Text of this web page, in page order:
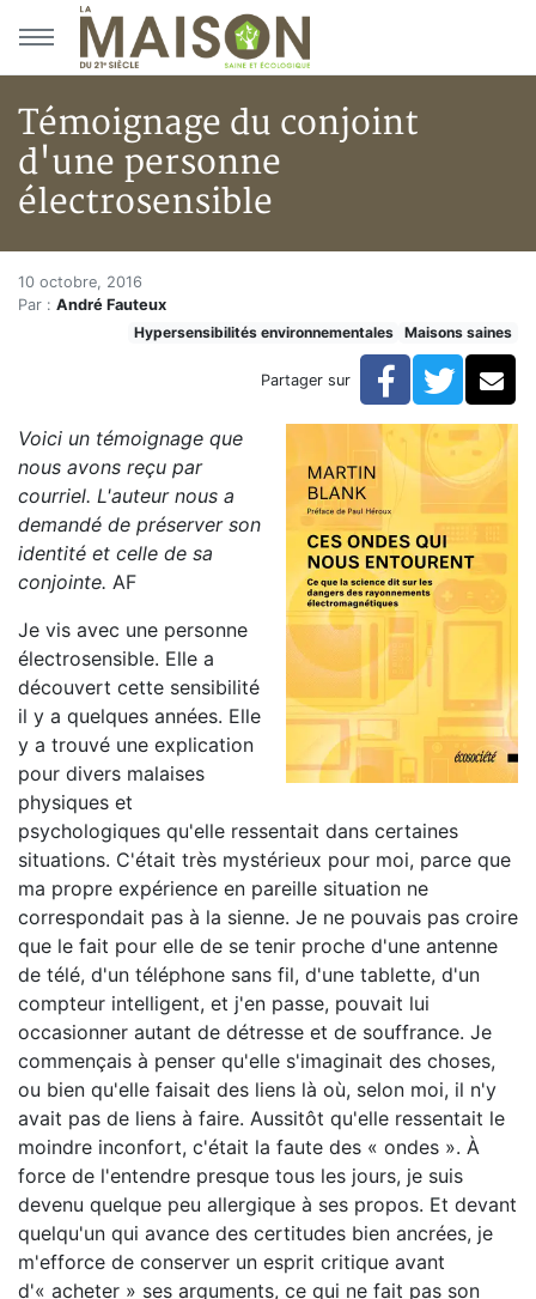
Aller au menu principal
Aller au contenu principal
Témoignage du conjoint
d'une personne
électrosensible
Accueil
Articles
Maisons saines
Hypersensibilités environnementales
Témoignage du conjoint d'une personne
Témoignage du conjoint
10 octobre, 2016
Par : André Fauteux
Hypersensibilités environnementales
Maisons saines
Partager sur Facebook
Voici un témoignage que
nous avons reçu par
courriel. L'auteur nous a
demandé de préserver son
identité et celle de sa
conjointe. AF
Je vis avec une personne
électrosensible. Elle a
découvert cette sensibilité
il y a quelques années. Elle
y a trouvé une explication
pour divers malaises
physiques et
psychologiques qu'elle ressentait dans certaines
situations. C'était très mystérieux pour moi, parce que
ma propre expérience en pareille situation ne
correspondait pas à la sienne. Je ne pouvais pas croire
que le fait pour elle de se tenir proche d'une antenne
de télé, d'un téléphone sans fil, d'une tablette, d'un
compteur intelligent, et j'en passe, pouvait lui
occasionner autant de détresse et de souffrance. Je
commençais à penser qu'elle s'imaginait des choses,
ou bien qu'elle faisait des liens là où, selon moi, il n'y
avait pas de liens à faire. Aussitôt qu'elle ressentait le
moindre inconfort, c'était la faute des « ondes ». À
force de l'entendre presque tous les jours, je suis
devenu quelque peu allergique à ses propos. Et devant
quelqu'un qui avance des certitudes bien ancrées, je
m'efforce de conserver un esprit critique avant
d'« acheter » ses arguments, ce qui ne fait pas son